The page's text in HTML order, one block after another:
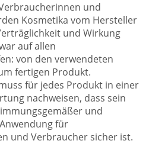
und
Kosmetika vom Hersteller
und Wirkung
auf allen
von den verwendeten
fertigen Produkt.
für jedes Produkt in einer
nachweisen, dass sein
und
für
und Verbraucher sicher ist.